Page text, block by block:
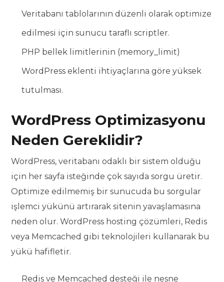
Veritabanı tablolarının düzenli olarak optimize
edilmesi için sunucu taraflı scriptler.
PHP bellek limitlerinin (memory_limit)
WordPress eklenti ihtiyaçlarına göre yüksek
tutulması.
WordPress Optimizasyonu
Neden Gereklidir?
WordPress, veritabanı odaklı bir sistem olduğu
için her sayfa isteğinde çok sayıda sorgu üretir.
Optimize edilmemiş bir sunucuda bu sorgular
işlemci yükünü artırarak sitenin yavaşlamasına
neden olur. WordPress hosting çözümleri, Redis
veya Memcached gibi teknolojileri kullanarak bu
yükü hafifletir.
Redis ve Memcached desteği ile nesne